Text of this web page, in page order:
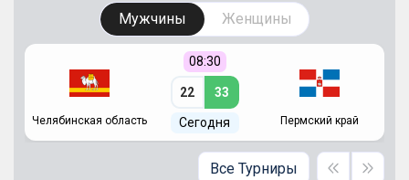
Мужчины Женщины
Челябинская область
08:30
22 33
Сегодня Пермский край
Все Турниры